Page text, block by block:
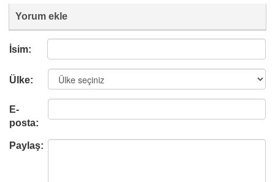
Yorum ekle
İsim:
Ülke:
E-
posta:
Paylaş: